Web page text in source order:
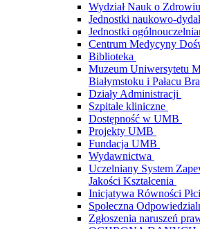
Wydział Nauk o Zdrowiu
Jednostki naukowo-
Jednostki
Centrum Medycyny
Biblioteka
Muzeum Uniwersytetu
Białymstoku i Pałacu
Działy Administracji
Szpitale kliniczne
Dostępność w UMB
Projekty UMB
Fundacja UMB
Wydawnictwa
Uczelniany System
Jakości Kształcenia
Inicjatywa Równości Płci
Społeczna
Zgłoszenia naruszeń